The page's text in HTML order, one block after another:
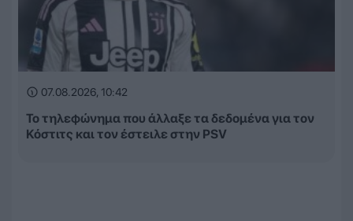
07.08.2026, 10:42
Το τηλεφώνημα που άλλαξε τα δεδομένα για τον
Κόστιτς και τον έστειλε στην PSV